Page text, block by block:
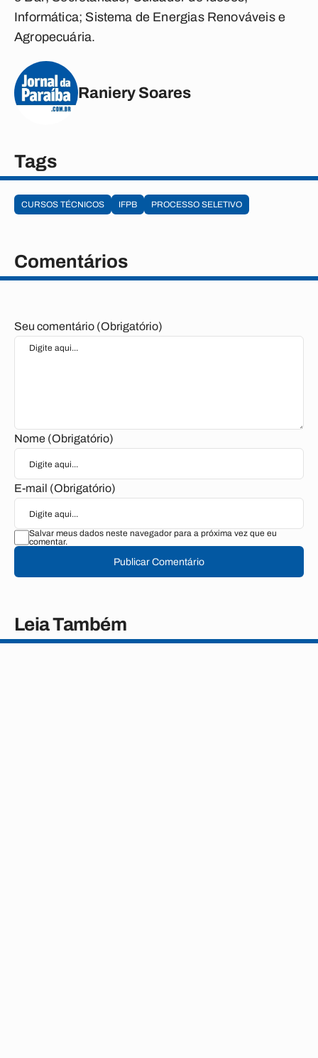
Informática; Sistema de Energias Renováveis e
Agropecuária.
Raniery Soares
Tags
CURSOS TÉCNICOS IFPB PROCESSO SELETIVO
Comentários
Seu comentário (Obrigatório)
Nome (Obrigatório)
E-mail (Obrigatório)
Salvar meus dados neste navegador para a próxima vez que eu
comentar.
Publicar Comentário
Leia Também